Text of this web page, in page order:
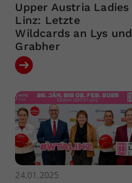
Upper Austria Ladies
Linz: Letzte
Wildcards an Lys und
Grabher
24.01.2025